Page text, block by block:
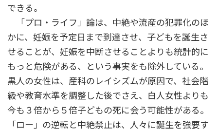
できる。
「プロ・ライフ」論は、中絶や流産の犯罪化のほ
かに、妊娠を予定日まで到達させ、子どもを誕生さ
せることが、妊娠を中断させることよりも統計的に
もっと危険がある、という事実をも除外している。
黒人の女性は、産科のレイシズムが原因で、社会階
級や教育水準を調整した後でさえ、白人女性よりも
今も３倍から５倍子どもの死に会う可能性がある。
「ロー」の逆転と中絶禁止は、人々に誕生を強要す